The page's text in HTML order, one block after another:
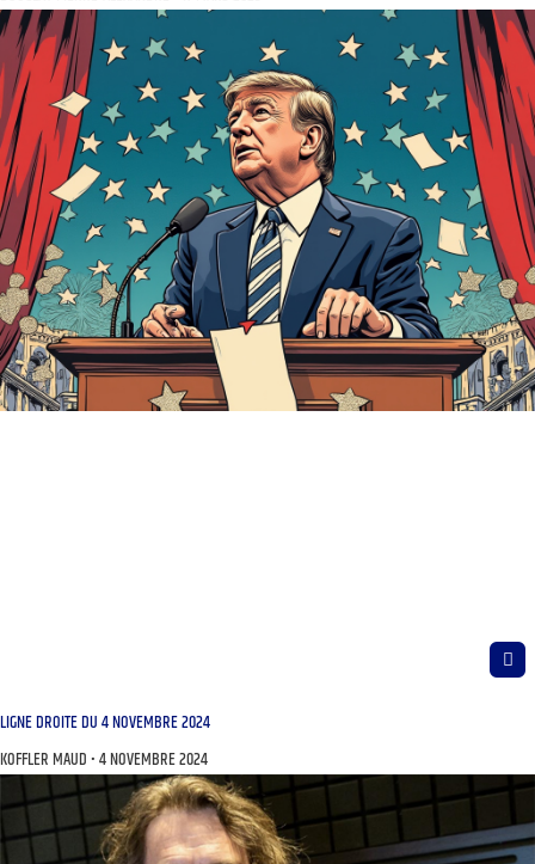
LIGNE DROITE DU 4 NOVEMBRE 2024
KOFFLER MAUD 4 NOVEMBRE 2024